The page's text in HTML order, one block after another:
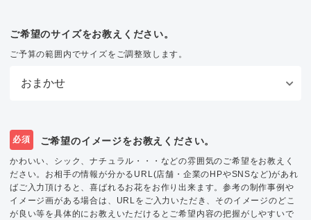
ご希望のサイズをお教えください。
ご予算の範囲内でサイズをご調整致します。
必須 ご希望のイメージをお教えください。
かわいい、シック、ナチュラル・・・などの雰囲気のご希望をお教えく
ださい。お相手の情報が分かるURL(店舗・企業のHPやSNSなど)があれ
ばご入力頂けると、喜ばれるお花をお作り出来ます。参考の制作事例や
イメージ画がある場合は、URLをご入力いただき、そのイメージのどこ
が良い等を具体的にお教えいただけるとご希望内容の把握がしやすいで